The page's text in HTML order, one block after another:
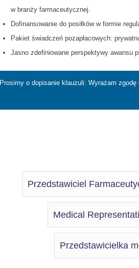
w branży farmaceutycznej.
Dofinansowanie do posiłków w formie
Pakiet świadczeń pozapłacowych:
Jasno zdefiniowane perspektywy awansu
Prosimy o dopisanie klauzuli: Wyrażam
Przedstawiciel
Medical
Przedstawicielka